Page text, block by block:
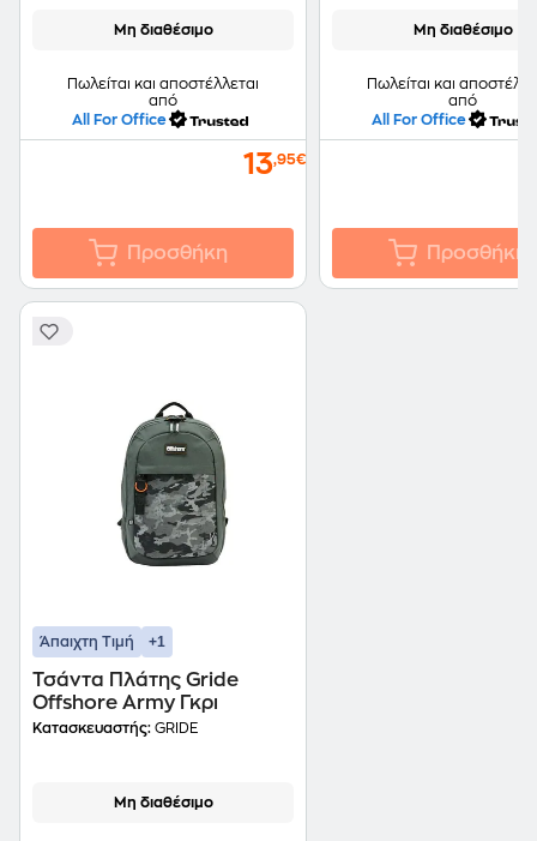
Μη διαθέσιμο
Πωλείται και αποστέλλεται
από
All For Office
13,95€
Προσθήκη
Μη διαθέσιμο
Πωλείται και
από
All For Office
Προσθήκη
Άπαιχτη Τιμή +1
Τσάντα Πλάτης Gride
Offshore Army Γκρι
Κατασκευαστής: GRIDE
Μη διαθέσιμο